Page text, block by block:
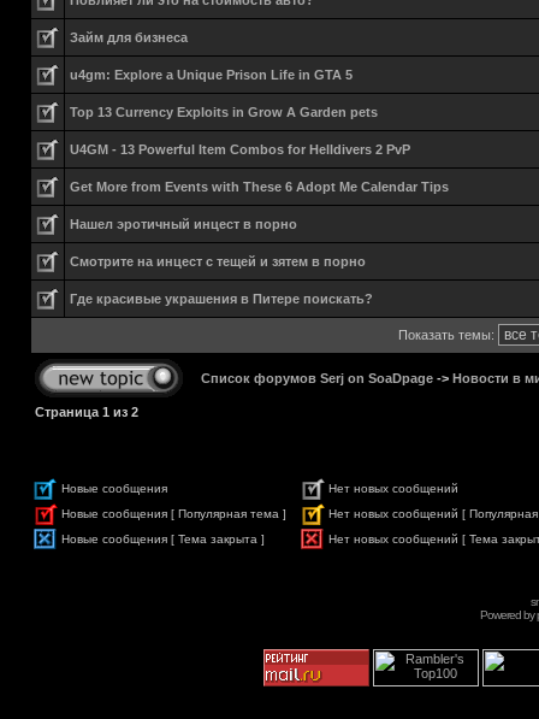
Займ для бизнеса
u4gm: Explore a Unique Prison Life in GTA 5
Top 13 Currency Exploits in Grow A Garden pets
U4GM - 13 Powerful Item Combos for Helldivers 2 PvP
Get More from Events with These 6 Adopt Me Calendar Tips
Нашел эротичный инцест в порно
Смотрите на инцест с тещей и зятем в порно
Где красивые украшения в Питере поискать?
Показать темы:
Список форумов Serj on SoaDpage -> Новости в
Страница 1 из 2
Новые сообщения
Нет новых сообщений
Новые сообщения [ Популярная тема ]
Нет новых сообщений [
Новые сообщения [ Тема закрыта ]
Нет новых сообщений [ Тема
Powered by